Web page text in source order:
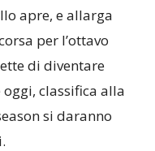
apre, e allarga
per l’ottavo
di diventare
classifica alla
si daranno